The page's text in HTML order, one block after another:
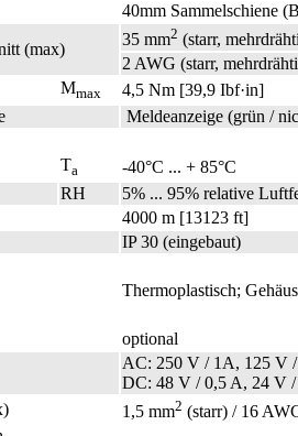
40mm Sammelschiene
(max)
35 mm2 (starr,
2 AWG (starr,
Mmax
4,5 Nm [39,9 Ibf·in]
Meldeanzeige (grün /
Ta
-40°C ... + 85°C
RH
5% ... 95% relative
4000 m [13123 ft]
IP 30 (eingebaut)
Thermoplastisch;
optional
AC: 250 V / 1A, 125 V
DC: 48 V / 0,5 A, 24 V
1,5 mm2 (starr) / 16